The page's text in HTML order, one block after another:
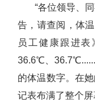
“各位领导、同
告，请查阅，体
员工健康跟进
36.6℃、36.7℃......
的体温数字。在
记表布满了整个屏